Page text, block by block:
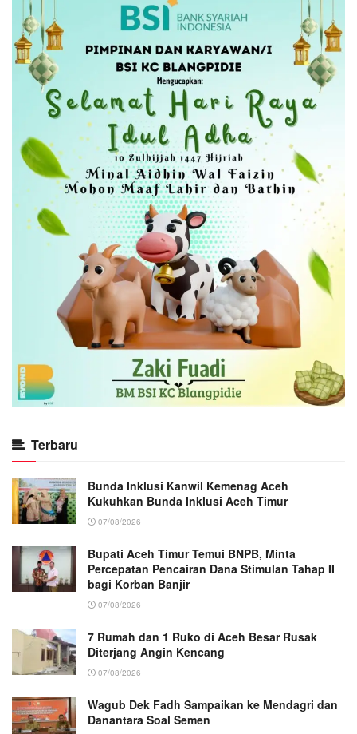
Terbaru
Bunda Inklusi Kanwil Kemenag Aceh
Kukuhkan Bunda Inklusi Aceh Timur
07/08/2026
Bupati Aceh Timur Temui BNPB, Minta
Percepatan Pencairan Dana Stimulan Tahap II
bagi Korban Banjir
07/08/2026
7 Rumah dan 1 Ruko di Aceh Besar Rusak
Diterjang Angin Kencang
07/08/2026
Wagub Dek Fadh Sampaikan ke Mendagri dan
Danantara Soal Semen